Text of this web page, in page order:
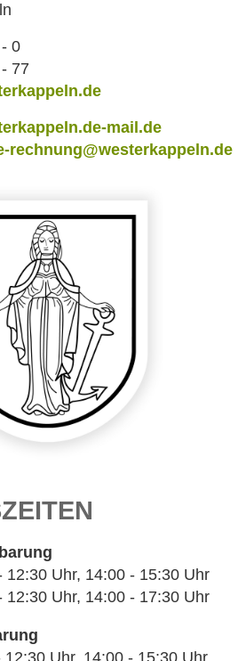
0
77
mail.de
rechnung@westerkappeln.de
Uhr, 14:00 - 15:30 Uhr
Uhr, 14:00 - 17:30 Uhr